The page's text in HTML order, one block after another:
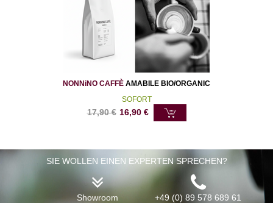
NONNiNO CAFFÈ AMABILE BIO/ORGANIC
SOFORT
17,90€ 16,90€
SIE WOLLEN EINEN EXPERTEN SPRECHEN?
Showroom +49 (0) 89 578 689 61